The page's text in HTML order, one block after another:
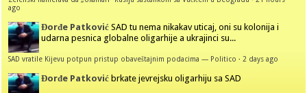
ago
Đorđe Patković SAD tu nema nikakav uticaj, oni su kolonija i
udarna pesnica globalne oligarhije a ukrajinci su...
SAD vratile Kijevu potpun pristup obaveštajnim podacima — Politico · 2 days ago
Đorđe Patković brkate jevrejsku oligarhiju sa SAD